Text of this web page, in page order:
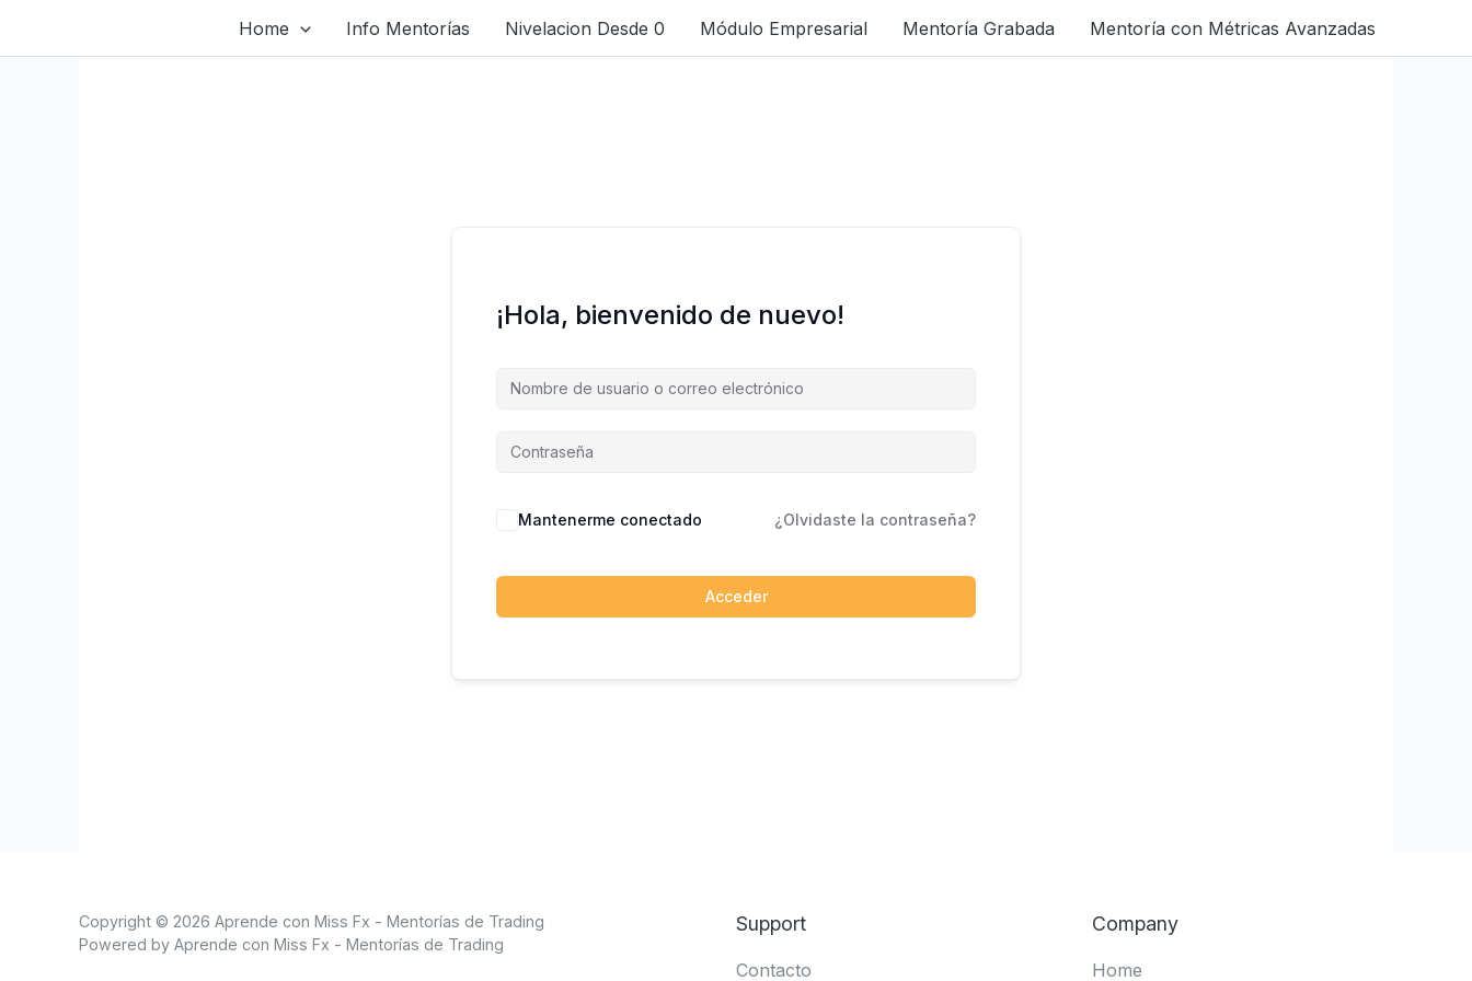
Home Info Mentorías Nivelacion Desde 0 Módulo Empresarial Mentoría Grabada Mentoría con Métricas Avanzadas
¡Hola, bienvenido de nuevo!
Mantenerme conectado ¿Olvidaste la contraseña?
Acceder
Copyright © 2026 Aprende con Miss Fx - Mentorías de Trading
Powered by Aprende con Miss Fx - Mentorías de Trading
Support
Contacto
Company
Home